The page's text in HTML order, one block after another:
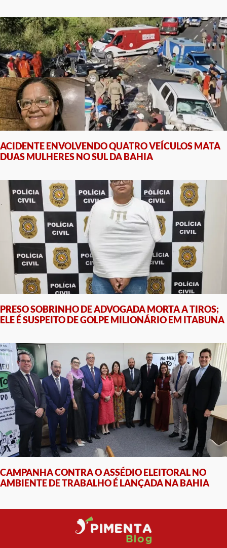
ACIDENTE ENVOLVENDO QUATRO VEÍCULOS MATA
DUAS MULHERES NO SUL DA BAHIA
PRESO SOBRINHO DE ADVOGADA MORTA A TIROS;
ELE É SUSPEITO DE GOLPE MILIONÁRIO EM ITABUNA
CAMPANHA CONTRA O ASSÉDIO ELEITORAL NO
AMBIENTE DE TRABALHO É LANÇADA NA BAHIA